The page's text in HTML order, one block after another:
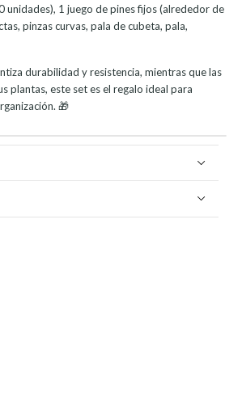
1 juego de pines fijos (alrededor de
pinzas curvas, pala de cubeta, pala,
durabilidad y resistencia, mientras que las
plantas, este set es el regalo ideal para
🎁